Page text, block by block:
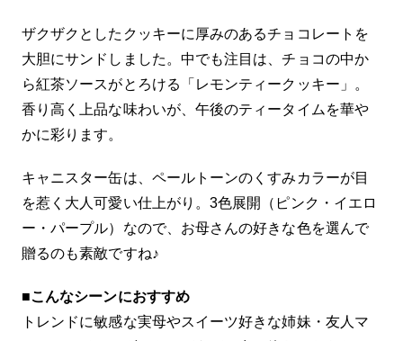
ザクザクとしたクッキーに厚みのあるチョコレートを
大胆にサンドしました。中でも注目は、チョコの中か
ら紅茶ソースがとろける「レモンティークッキー」。
香り高く上品な味わいが、午後のティータイムを華や
かに彩ります。
キャニスター缶は、ペールトーンのくすみカラーが目
を惹く大人可愛い仕上がり。3色展開（ピンク・イエロ
ー・パープル）なので、お母さんの好きな色を選んで
贈るのも素敵ですね♪
■こんなシーンにおすすめ
トレンドに敏感な実母やスイーツ好きな姉妹・友人マ